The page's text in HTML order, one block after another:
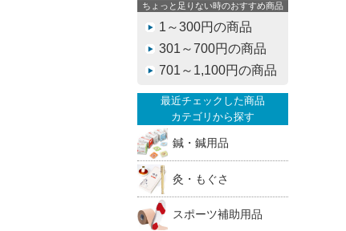
ちょっと足りない時のおすすめ商品
1～300円の商品
301～700円の商品
701～1,100円の商品
最近チェックした商品
カテゴリから探す
鍼・鍼用品
灸・もぐさ
スポーツ補助用品